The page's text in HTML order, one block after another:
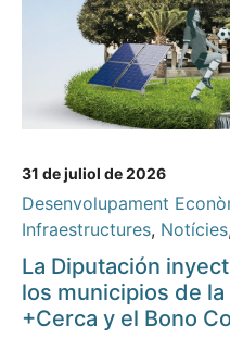
31 de juliol de 2026
Desenvolupament
Infraestructures, Notícies,
La Diputación
los municipios de
+Cerca y el Bono